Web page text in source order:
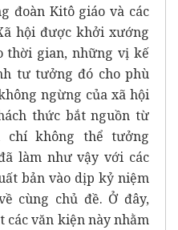
đoàn Kitô giáo và các
hội được khởi xướng
thời gian, những vị kế
tư tưởng đó cho phù
ngừng của xã hội
thức bắt nguồn từ
không thể tưởng
làm như vậy với các
bản vào dịp kỷ niệm
cùng chủ đề. Ở đây,
các văn kiện này nhằm